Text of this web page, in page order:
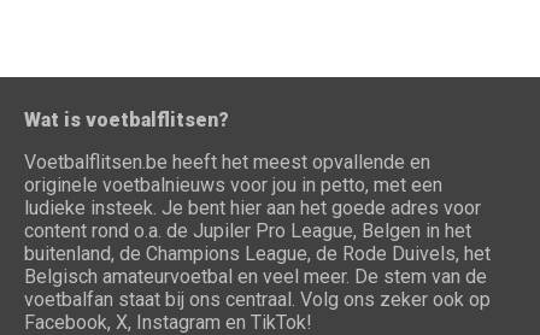
Wat is voetbalflitsen?
Voetbalflitsen.be heeft het meest opvallende en
originele voetbalnieuws voor jou in petto, met een
ludieke insteek. Je bent hier aan het goede adres voor
content rond o.a. de Jupiler Pro League, Belgen in het
buitenland, de Champions League, de Rode Duivels, het
Belgisch amateurvoetbal en veel meer. De stem van de
voetbalfan staat bij ons centraal. Volg ons zeker ook op
Facebook, X, Instagram en TikTok!